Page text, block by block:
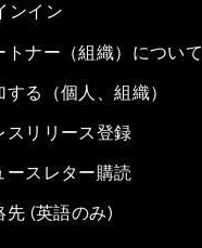
ンイン
トナー（組織）について
する（個人、組織）
スリリース登録
ースレター購読
先 (英語のみ)